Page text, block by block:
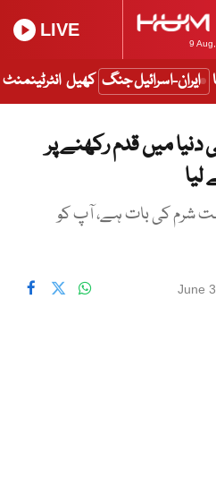
9
LIVE
ایران-اسرائیل جنگ کھیل انٹرٹینمنٹ
میں قدم رکھنے پر
شرم کی بات ہے، آپ کو
June